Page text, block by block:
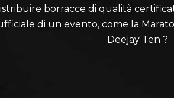
borracce di qualità
di un evento, come la
Deejay Ten ?